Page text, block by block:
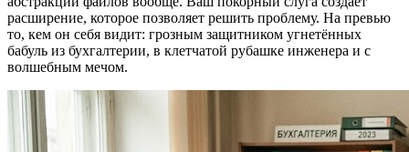
расширение, которое позволяет решить проблему. На превью
то, кем он себя видит: грозным защитником угнетённых
бабуль из бухгалтерии, в клетчатой рубашке инженера и с
волшебным мечом.